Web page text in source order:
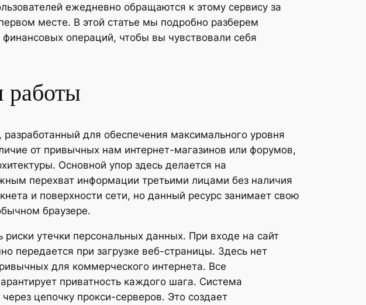
ежедневно обращаются к этому сервису за
месте. В этой статье мы подробно разберем
операций, чтобы вы чувствовали себя
работы
для обеспечения максимального уровня
от привычных нам интернет-магазинов или форумов,
Основной упор здесь делается на
перехват информации третьими лицами без наличия
и поверхности сети, но данный ресурс занимает свою
браузере.
утечки персональных данных. При входе на сайт
передается при загрузке веб-страницы. Здесь нет
для коммерческого интернета. Все
приватность каждого шага. Система
цепочку прокси-серверов. Это создает